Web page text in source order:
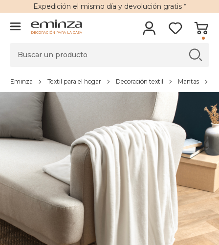
Expedición el mismo día y devolución gratis*
DECORACIÓN PARA LA CASA
Eminza Textil para el hogar Decoración textil Mantas